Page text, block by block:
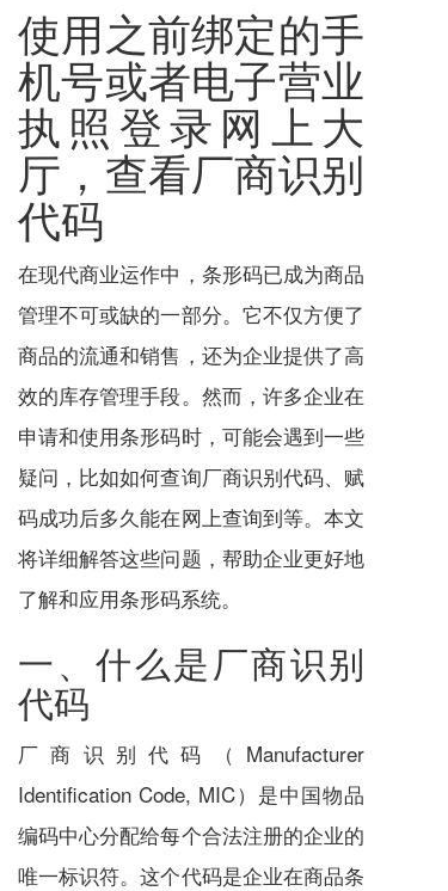
使用之前绑定的手
机号或者电子营业
执照登录网上大
厅，查看厂商识别
代码
在现代商业运作中，条形码已成为商品
管理不可或缺的一部分。它不仅方便了
商品的流通和销售，还为企业提供了高
效的库存管理手段。然而，许多企业在
申请和使用条形码时，可能会遇到一些
疑问，比如如何查询厂商识别代码、赋
码成功后多久能在网上查询到等。本文
将详细解答这些问题，帮助企业更好地
了解和应用条形码系统。
一、什么是厂商识别
代码
厂商识别代码（Manufacturer
Identification Code, MIC）是中国物品
编码中心分配给每个合法注册的企业的
唯一标识符。这个代码是企业在商品条